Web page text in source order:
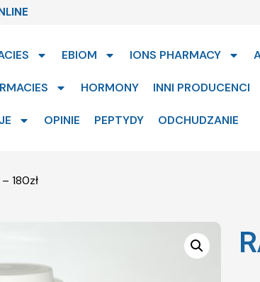
EBIOM IONS PHARMACY
HORMONY INNI PRODUCENCI
OPINIE PEPTYDY ODCHUDZANIE
180zł